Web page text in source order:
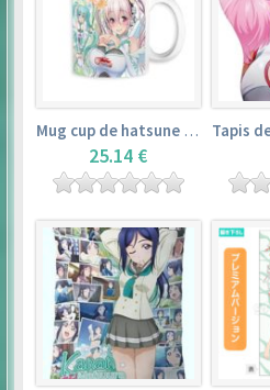
Mug cup de hatsune miku & super sonico – vocaloid
25.14 €